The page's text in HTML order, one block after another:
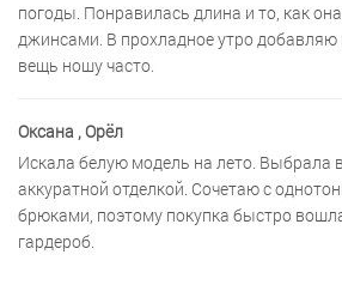
погоды. Понравилась длина и то, как
джинсами. В прохладное утро добавляю
вещь ношу часто.
Оксана , Орёл
Искала белую модель на лето. Выбрала
аккуратной отделкой. Сочетаю с
брюками, поэтому покупка быстро
гардероб.